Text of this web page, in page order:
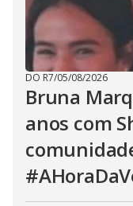
DO R7/05/08/2026
Bruna
anos com